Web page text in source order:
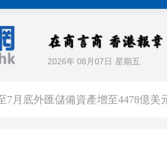
2026年 08月07日 星期五